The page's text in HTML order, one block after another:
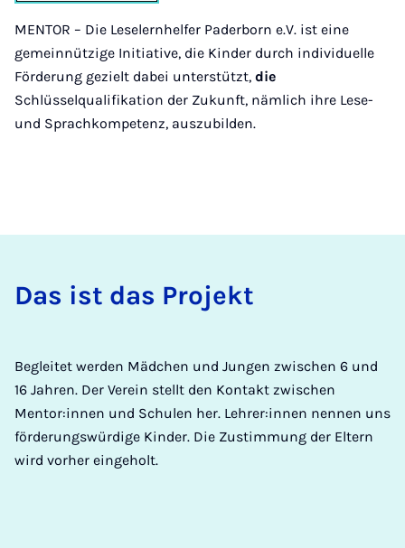
MENTOR – Die Leselernhelfer Paderborn e.V. ist eine
gemeinnützige Initiative, die Kinder durch individuelle
Förderung gezielt dabei unterstützt, die
Schlüsselqualifikation der Zukunft, nämlich ihre Lese-
und Sprachkompetenz, auszubilden.
Das ist das Pro­jekt
Begleitet werden Mädchen und Jungen zwischen 6 und
16 Jahren. Der Verein stellt den Kontakt zwischen
Mentor:innen und Schulen her. Lehrer:innen nennen uns
förderungswürdige Kinder. Die Zustimmung der Eltern
wird vorher eingeholt.